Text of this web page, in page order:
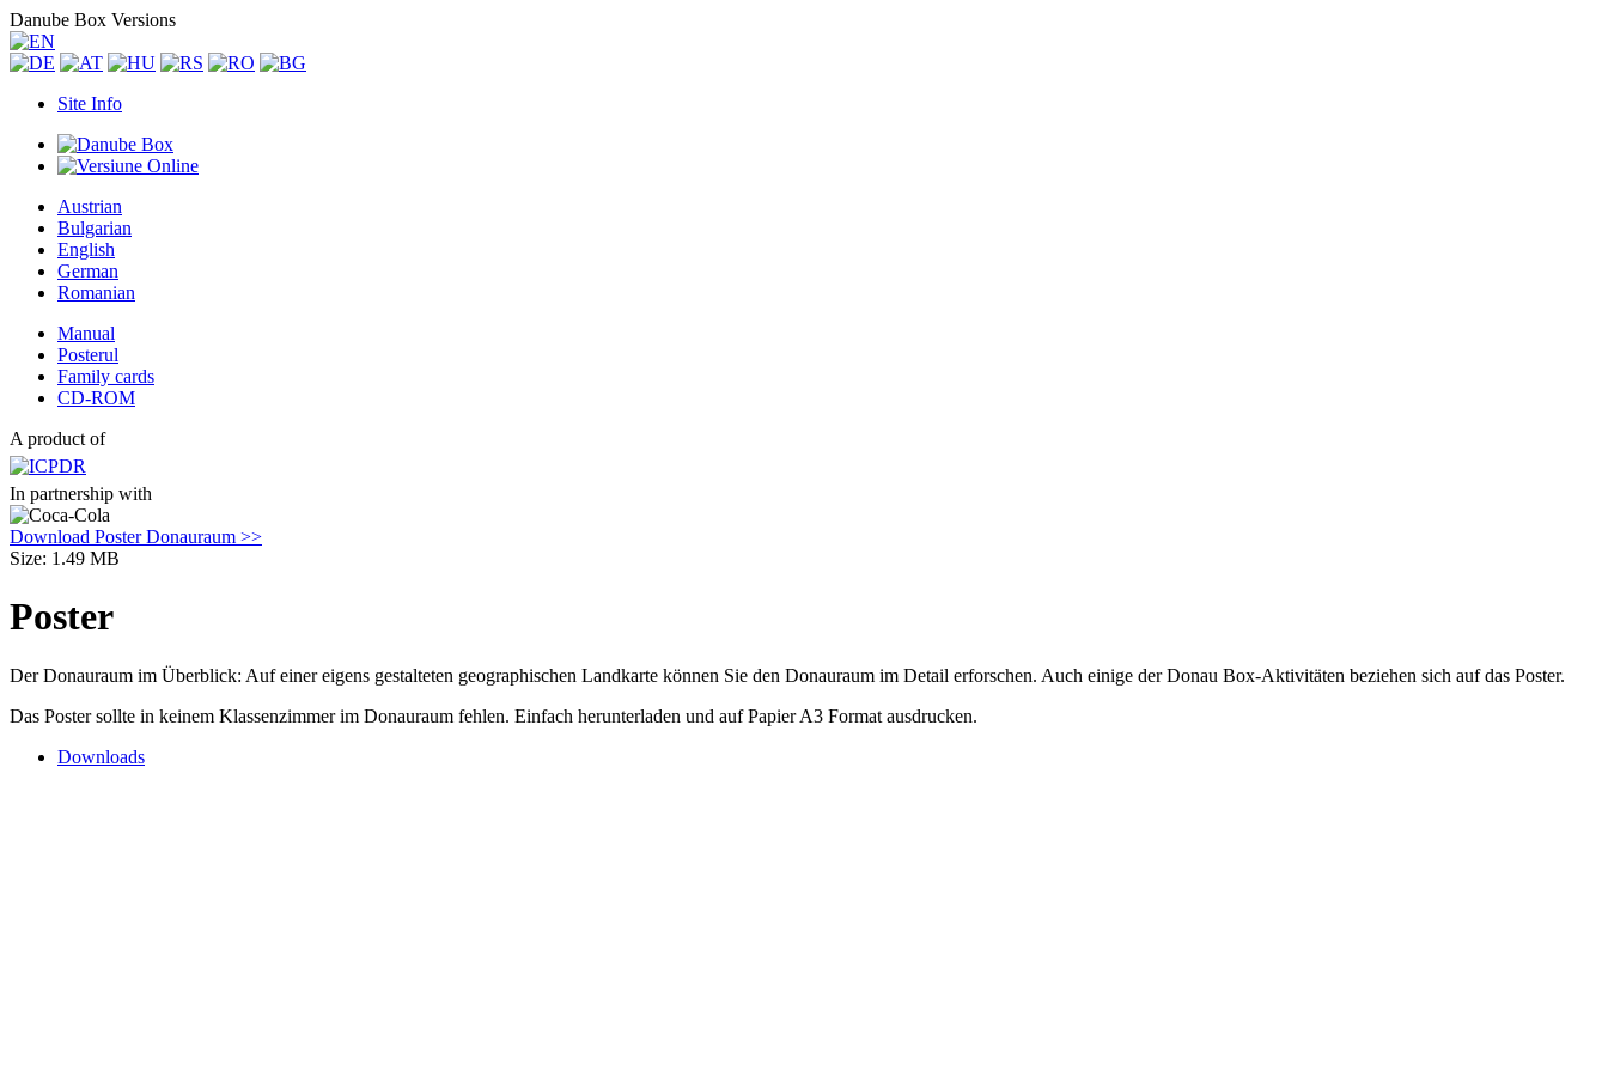
Danube Box Versions
Site Info
Austrian
Bulgarian
English
German
Romanian
Manual
Posterul
Family cards
CD-ROM
A product of
In partnership with
Download Poster Donauraum >>
Size: 1.49 MB
Poster
Der Donauraum im Überblick: Auf einer eigens gestalteten geographischen Landkarte können Sie den Donauraum im Detail erforschen. Auch einige der Donau Box-Aktivitäten beziehen sich auf das Poster.
Das Poster sollte in keinem Klassenzimmer im Donauraum fehlen. Einfach herunterladen und auf Papier A3 Format ausdrucken.
Downloads